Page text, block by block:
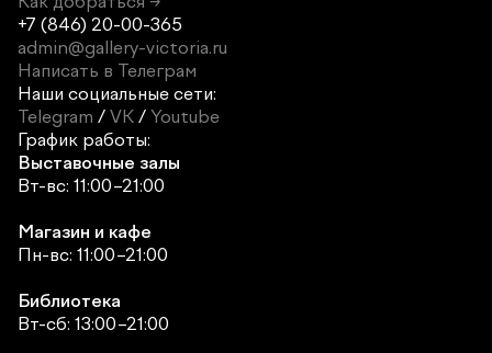
+7 (846) 20-00-365
admin@gallery-victoria.ru
Написать в Телеграм
Наши социальные сети:
Telegram / VK / Youtube
График работы:
Выставочные залы
Вт-вс: 11:00–21:00
Магазин и кафе
Пн-вс: 11:00–21:00
Библиотека
Вт-сб: 13:00–21:00